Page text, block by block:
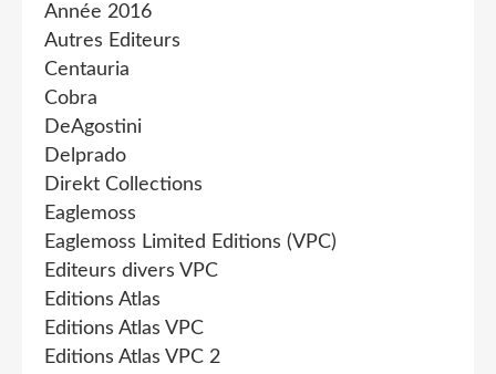
Année 2016
Autres Editeurs
Centauria
Cobra
DeAgostini
Delprado
Direkt Collections
Eaglemoss
Eaglemoss Limited Editions (VPC)
Editeurs divers VPC
Editions Atlas
Editions Atlas VPC
Editions Atlas VPC 2